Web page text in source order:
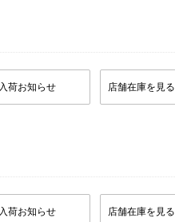
荷お知らせ 店舗在庫を見る
荷お知らせ 店舗在庫を見る